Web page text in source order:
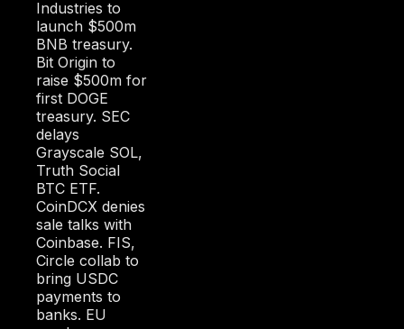
Industries to
launch $500m
BNB treasury.
Bit Origin to
raise $500m for
first DOGE
treasury. SEC
delays
Grayscale SOL,
Truth Social
BTC ETF.
CoinDCX denies
sale talks with
Coinbase. FIS,
Circle collab to
bring USDC
payments to
banks. EU